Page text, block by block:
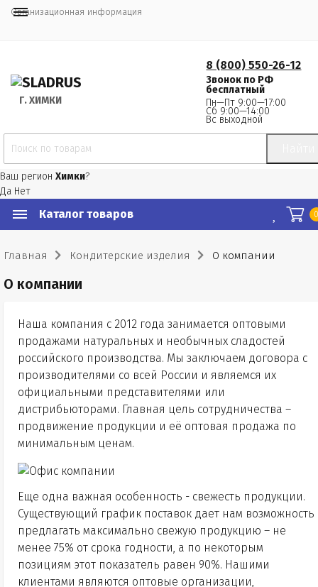
Организационная информация
Г. ХИМКИ
8 (800) 550-26-12
Звонок по РФ
бесплатный
Пн—Пт 9:00—17:00
Сб 9:00—14:00
Вс выходной
Ваш регион Химки?
Да Нет
Каталог товаров
Главная Кондитерские изделия О компании
О компании
Наша компания с 2012 года занимается оптовыми
продажами натуральных и необычных сладостей
российского производства. Мы заключаем договора с
производителями со всей России и являемся их
официальными представителями или
дистрибьюторами. Главная цель сотрудничества –
продвижение продукции и её оптовая продажа по
минимальным ценам.
Еще одна важная особенность - свежесть продукции.
Существующий график поставок дает нам возможность
предлагать максимально свежую продукцию – не
менее 75% от срока годности, а по некоторым
позициям этот показатель равен 90%. Нашими
клиентами являются оптовые организации,